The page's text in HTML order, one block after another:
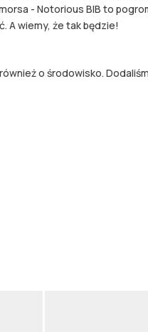
- Notorious BIB to
A wiemy, że tak będzie!
o środowisko.